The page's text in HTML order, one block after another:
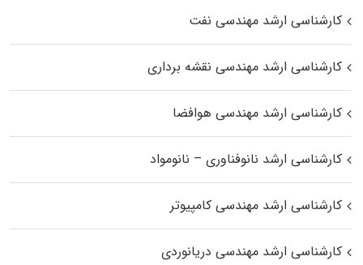
کارشناسی ارشد مهندسی نفت
کارشناسی ارشد مهندسی نقشه برداری
کارشناسی ارشد مهندسی هوافضا
کارشناسی ارشد نانوفناوری – نانومواد
کارشناسی ارشد مهندسی کامپیوتر
کارشناسی ارشد مهندسی دریانوردی